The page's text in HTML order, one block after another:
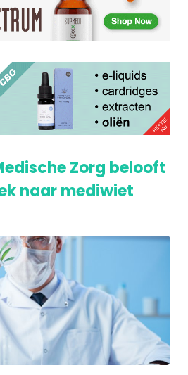
Zorg belooft
naar mediwiet